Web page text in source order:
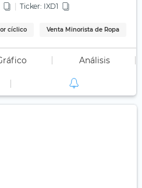
Ticker: IXD1
cíclico Venta Minorista de Ropa
Análisis